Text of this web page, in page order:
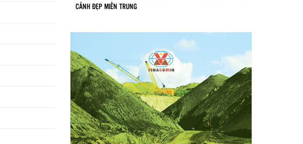
CẢNH ĐẸP MIỀN TRUNG